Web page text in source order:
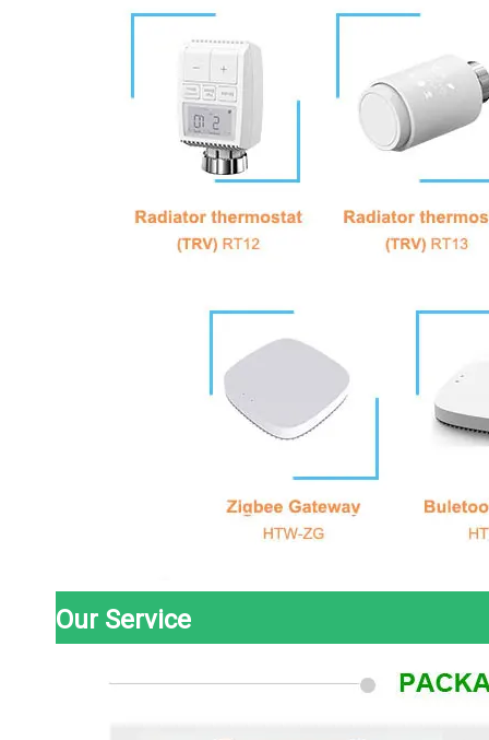
Our Service